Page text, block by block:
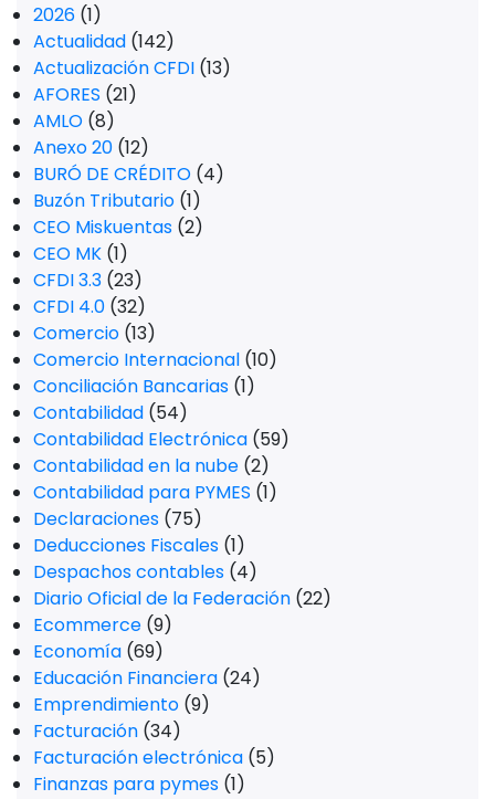
2026 (1)
Actualidad (142)
Actualización CFDI (13)
AFORES (21)
AMLO (8)
Anexo 20 (12)
BURÓ DE CRÉDITO (4)
Buzón Tributario (1)
CEO Miskuentas (2)
CEO MK (1)
CFDI 3.3 (23)
CFDI 4.0 (32)
Comercio (13)
Comercio Internacional (10)
Conciliación Bancarias (1)
Contabilidad (54)
Contabilidad Electrónica (59)
Contabilidad en la nube (2)
Contabilidad para PYMES (1)
Declaraciones (75)
Deducciones Fiscales (1)
Despachos contables (4)
Diario Oficial de la Federación (22)
Ecommerce (9)
Economía (69)
Educación Financiera (24)
Emprendimiento (9)
Facturación (34)
Facturación electrónica (5)
Finanzas para pymes (1)